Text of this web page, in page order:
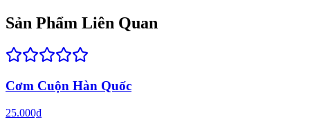
Sản Phẩm Liên Quan
Cơm Cuộn Hàn Quốc
25.000₫